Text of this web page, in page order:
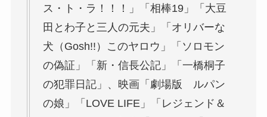
ス・ト・ラ！！！」「相棒19」「大豆
田とわ子と三人の元夫」「オリバーな
犬（Gosh!!）このヤロウ」「ソロモン
の偽証」「新・信長公記」「一橋桐子
の犯罪日記」、映画「劇場版 ルパン
の娘」「LOVE LIFE」「レジェンド＆